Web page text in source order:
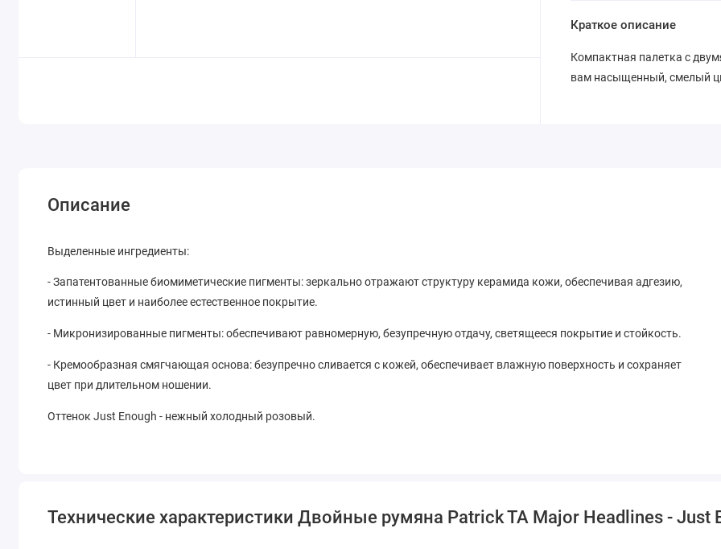
Краткое описание
Компактная палетка с
вам насыщенный, смелый
Описание
Выделенные ингредиенты:
- Запатентованные биомиметические пигменты: зеркально отражают структуру керамида кожи, обеспечивая адгезию,
истинный цвет и наиболее естественное покрытие.
- Микронизированные пигменты: обеспечивают равномерную, безупречную отдачу, светящееся покрытие и стойкость.
- Кремообразная смягчающая основа: безупречно сливается с кожей, обеспечивает влажную поверхность и сохраняет
цвет при длительном ношении.
Оттенок Just Enough - нежный холодный розовый.
Технические характеристики Двойные румяна Patrick TA Major Headlines - Just